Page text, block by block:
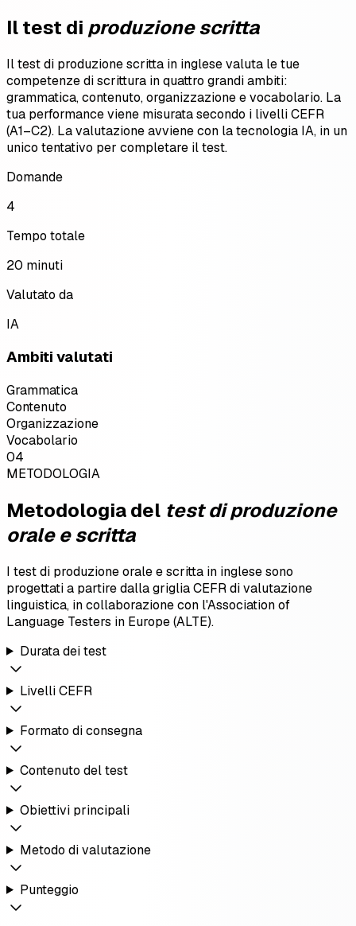
Il test di produzione scritta
Il test di produzione scritta in inglese valuta le tue
competenze di scrittura in quattro grandi ambiti:
grammatica, contenuto, organizzazione e vocabolario. La
tua performance viene misurata secondo i livelli CEFR
(A1–C2). La valutazione avviene con la tecnologia IA, in un
unico tentativo per completare il test.
Domande
4
Tempo totale
20 minuti
Valutato da
IA
Ambiti valutati
Grammatica
Contenuto
Organizzazione
Vocabolario
04
METODOLOGIA
Metodologia del test di produzione
orale e scritta
I test di produzione orale e scritta in inglese sono
progettati a partire dalla griglia CEFR di valutazione
linguistica, in collaborazione con l'Association of
Language Testers in Europe (ALTE).
Durata dei test
Livelli CEFR
Formato di consegna
Contenuto del test
Obiettivi principali
Metodo di valutazione
Punteggio